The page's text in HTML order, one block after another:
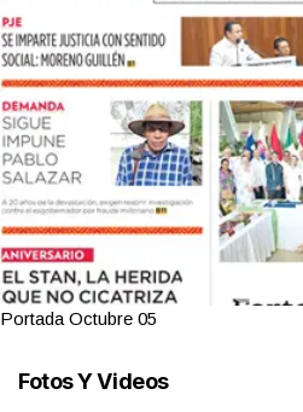
Portada Octubre 05
Fotos Y Videos